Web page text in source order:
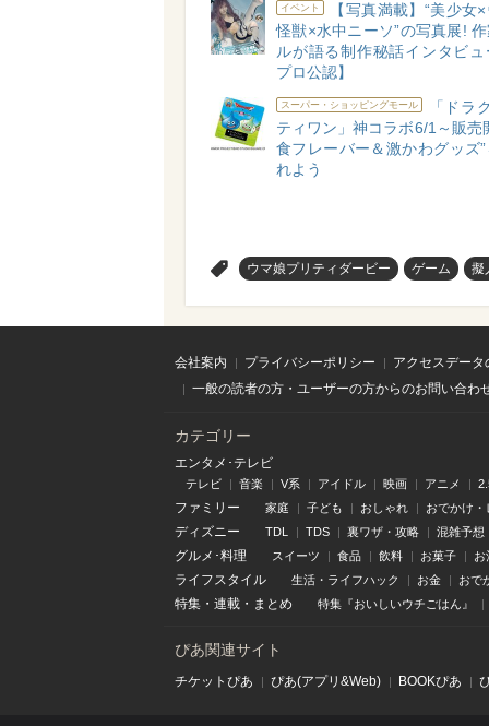
イベント
【写真満載】“美少女
怪獣×水中ニーソ”の写真展!
ルが語る制作秘話インタビ
プロ公認】
スーパー・ショッピングモール
「ドラ
ティワン」神コラボ6/1～販売
食フレーバー＆激かわグッズ
れよう
ウマ娘プリティダービー ゲーム 擬
会社案内 プライバシーポリシー
アクセスデー
一般の読者の方・ユーザーの方からのお問い合わ
カテゴリー
エンタメ･テレビ
テレビ 音楽 V系 アイドル 映画 アニメ
ファミリー 家庭 子ども おしゃれ おでかけ・
ディズニー TDL TDS 裏ワザ・攻略 混雑予想
グルメ･料理 スイーツ 食品 飲料 お菓子 お
ライフスタイル 生活・ライフハック お金 おで
特集 ・ 連載 ・ まとめ 特集『おいしいウチごはん』
ぴあ関連サイト
チケットぴあ ぴあ(アプリ&Web) BOOKぴあ